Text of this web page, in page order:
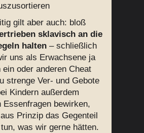
gilt aber auch: bloß
sklavisch an die
halten – schließlich
uns als Erwachsene ja
ein oder anderen Cheat
strenge Ver- und Gebote
Kindern außerdem
Essenfragen bewirken,
Prinzip das Gegenteil
was wir gerne hätten.